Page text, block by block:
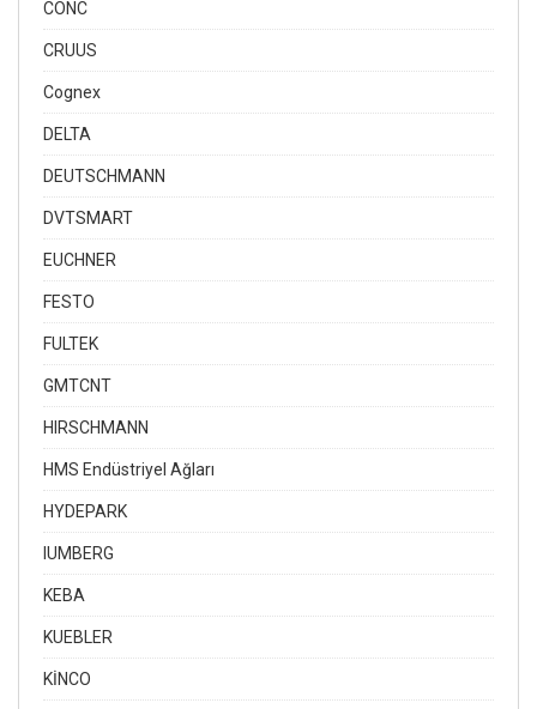
CONC
CRUUS
Cognex
DELTA
DEUTSCHMANN
DVTSMART
EUCHNER
FESTO
FULTEK
GMTCNT
HIRSCHMANN
HMS Endüstriyel Ağları
HYDEPARK
IUMBERG
KEBA
KUEBLER
KİNCO